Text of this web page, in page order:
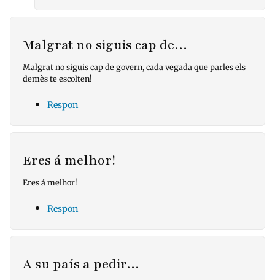
Malgrat no siguis cap de…
Malgrat no siguis cap de govern, cada vegada que parles els
demès te escolten!
Respon
Eres á melhor!
Eres á melhor!
Respon
A su país a pedir…